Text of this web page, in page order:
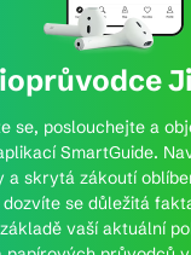
se, poslouchejte a
SmartGuide.
a skrytá zákoutí
se důležitá
vaší aktuální